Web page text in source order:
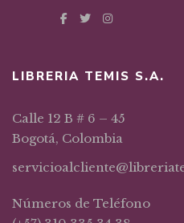
LIBRERIA TEMIS S.A.
Calle 12 B # 6 – 45
Bogotá, Colombia
Números de Teléfono